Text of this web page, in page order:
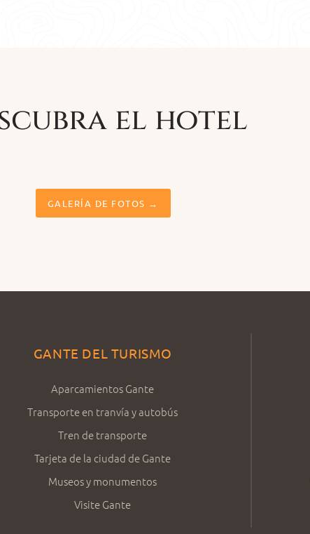
el hotel
GALERÍA DE FOTOS →
GANTE DEL TURISMO
Aparcamientos Gante
Transporte en tranvía y autobús
Tren de transporte
Tarjeta de la ciudad de Gante
Museos y monumentos
Visite Gante